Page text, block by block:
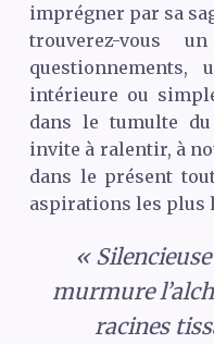
imprégner par sa
trouverez-vous
intérieure ou
dans le tumulte
invite à ralentir, à
dans le présent
aspirations les plus
«
murmure
racines